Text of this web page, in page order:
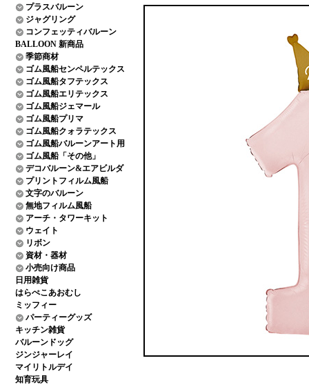
プラスバルーン
ジャグリング
コンフェッティバルーン
BALLOON 新商品
季節商材
ゴム風船センペルテックス
ゴム風船タフテックス
ゴム風船エリテックス
ゴム風船ジェマール
ゴム風船プリマ
ゴム風船クォラテックス
ゴム風船バルーンアート用
ゴム風船「その他」
デコバルーン&エアビルダ
プリントフィルム風船
文字のバルーン
無地フィルム風船
アーチ・タワーキット
ウェイト
リボン
資材・器材
小売向け商品
日用雑貨
はらぺこあおむし
ミッフィー
パーティーグッズ
キッチン雑貨
バルーンドッグ
ジンジャーレイ
マイリトルデイ
知育玩具